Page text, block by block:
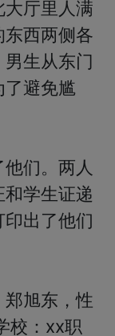
厅里人满
西两侧各
生从东门
避免尴
们。两人
学生证递
出了他们
旭东，性
校：xx职